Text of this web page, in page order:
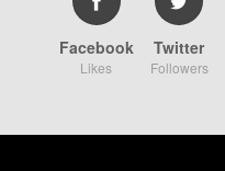
Facebook
Likes
Twitter
Followers